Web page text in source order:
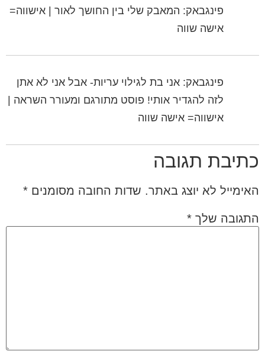
פינגבאק: המאבק שלי בין החושך לאור | אישווה=
אישה שווה
פינגבאק: אני בת לגילוי עריות- אבל אני לא אתן
לזה להגדיר אותי! פוסט מתורגם ומעורר השראה |
אישווה= אישה שווה
כתיבת תגובה
האימייל לא יוצג באתר. שדות החובה מסומנים *
התגובה שלך *